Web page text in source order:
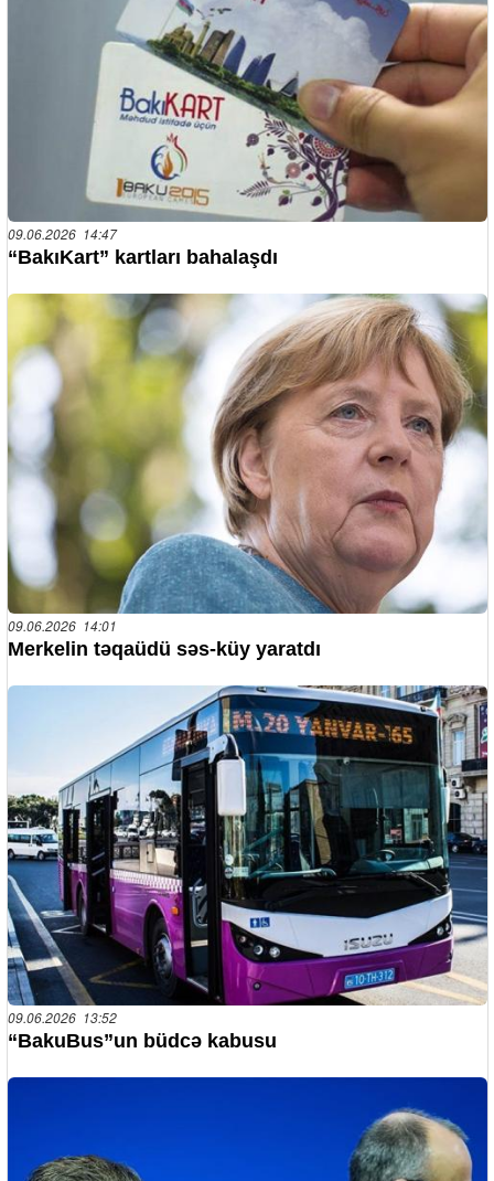
09.06.2026 14:47
“BakıKart” kartları bahalaşdı
09.06.2026 14:01
Merkelin təqaüdü səs-küy yaratdı
09.06.2026 13:52
“BakuBus”un büdcə kabusu